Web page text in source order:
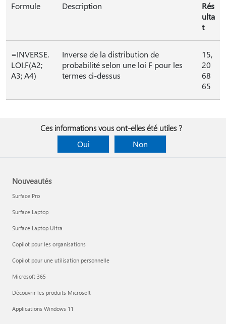
Formule Description
Rés
ulta
t
=INVERSE.
LOI.F(A2;
A3; A4)
Inverse de la distribution de
probabilité selon une loi F pour les
termes ci-dessus
15,
20
68
65
Ces informations vous ont-elles été utiles ?
Oui
Non
Nouveautés
Surface Pro
Surface Laptop
Surface Laptop Ultra
Copilot pour les organisations
Copilot pour une utilisation personnelle
Microsoft 365
Découvrir les produits Microsoft
Applications Windows 11